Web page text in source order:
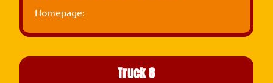
Homepage:
Truck 8